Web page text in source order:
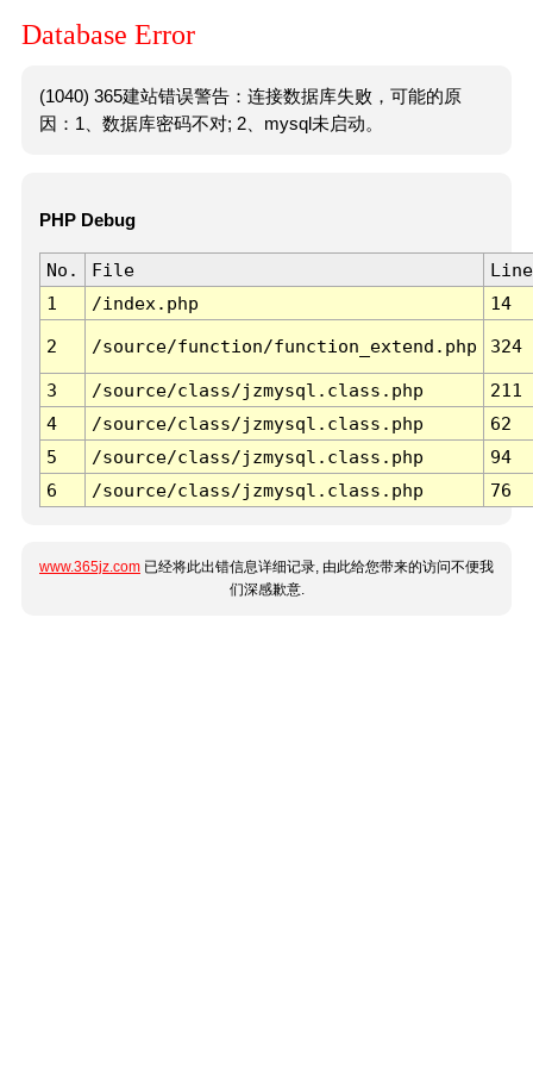
Database Error
(1040) 365建站错误警告：连接数据库失败，可能的原
因：1、数据库密码不对; 2、mysql未启动。
PHP Debug
No. File
Line
1
/index.php 14
2 /source/function/function_extend.php 324
3 /source/class/jzmysql.class.php
211
4
/source/class/jzmysql.class.php
62
5
/source/class/jzmysql.class.php
94
6
/source/class/jzmysql.class.php 76
www.365jz.com 已经将此出错信息详细记录, 由此给您带来的访问不便我
们深感歉意.